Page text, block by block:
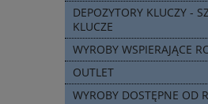
DEPOZYTORY KLUCZY -
KLUCZE
WYROBY WSPIERAJĄCE
OUTLET
WYROBY DOSTĘPNE OD